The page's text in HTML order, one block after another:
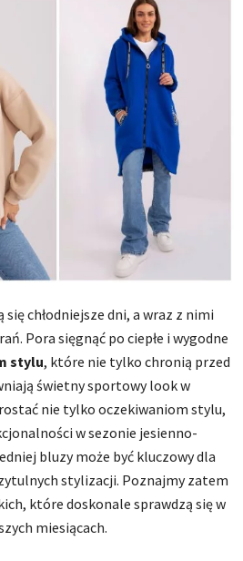
chłodniejsze dni, a wraz z nimi
Pora sięgnąć po ciepłe i wygodne
stylu, które nie tylko chronią przed
świetny sportowy look w
nie tylko oczekiwaniom stylu,
w sezonie jesienno-
bluzy może być kluczowy dla
stylizacji. Poznajmy zatem
które doskonale sprawdzą się w
miesiącach.